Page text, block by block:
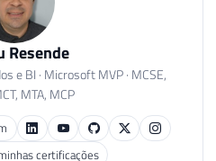
Resende
e BI · Microsoft MVP · MCSE,
MTA, MCP
certificações